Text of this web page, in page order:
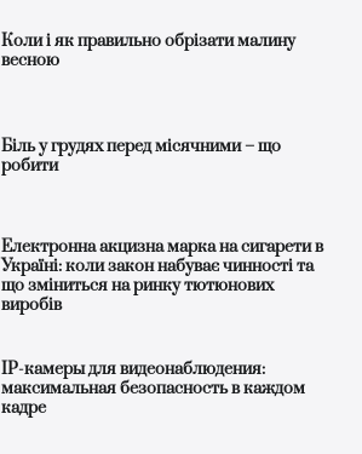
Коли і як правильно обрізати малину
весною
Біль у грудях перед місячними – що
робити
Електронна акцизна марка на сигарети в
Україні: коли закон набуває чинності та
що зміниться на ринку тютюнових
виробів
IP-камеры для видеонаблюдения:
максимальная безопасность в каждом
кадре